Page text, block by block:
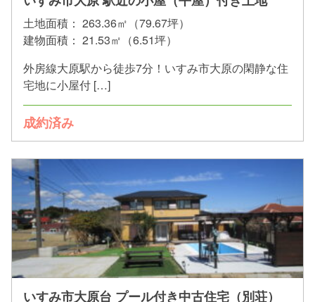
土地面積： 263.36㎡（79.67坪）
建物面積： 21.53㎡（6.51坪）
外房線大原駅から徒歩7分！いすみ市大原の閑静な住
宅地に小屋付 […]
成約済み
いすみ市大原台 プール付き中古住宅（別荘）